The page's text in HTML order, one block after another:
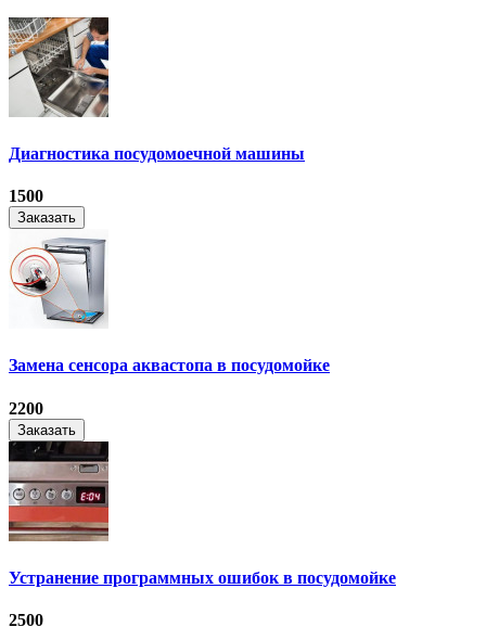
Диагностика посудомоечной машины
1500
Заказать
Замена сенсора аквастопа в посудомойке
2200
Заказать
Устранение программных ошибок в посудомойке
2500